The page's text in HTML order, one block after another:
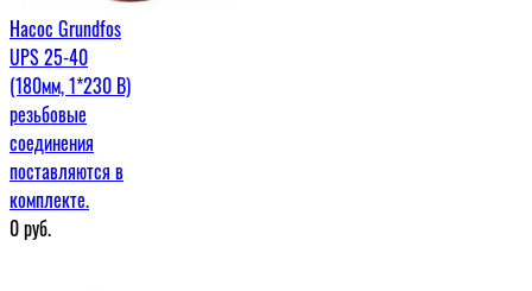
Насос Grundfos
UPS 25-40
(180мм, 1*230 В)
резьбовые
соединения
поставляются в
комплекте.
0руб.